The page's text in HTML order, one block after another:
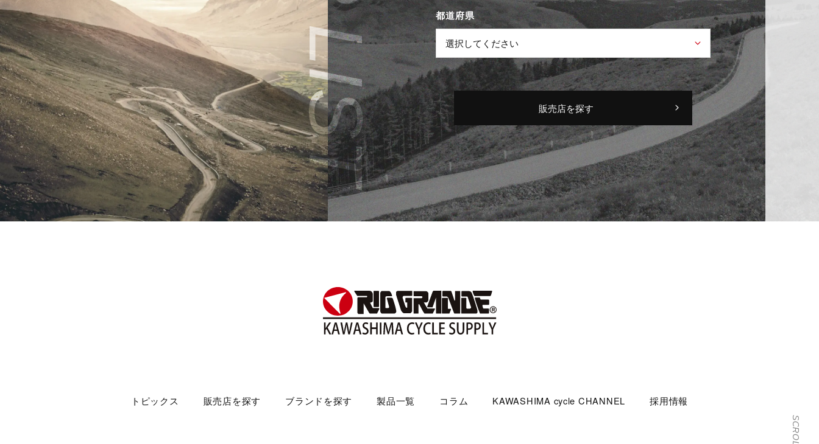
SCROLL
都道府県
販売店を探す
トピックス 販売店を探す ブランドを探す 製品一覧 コラム KAWASHIMA cycle CHANNEL 採用情報